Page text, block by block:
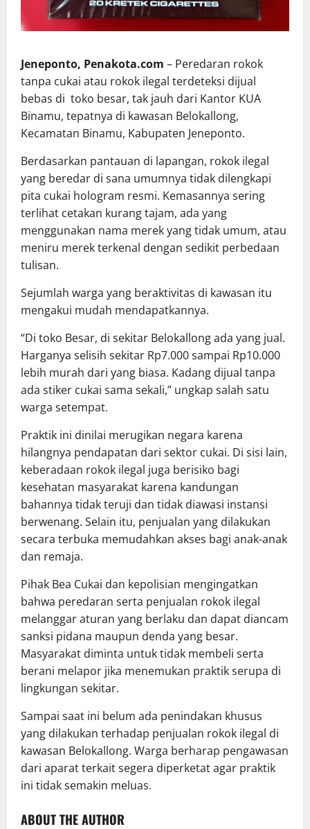
Jeneponto, Penakota.com – Peredaran rokok
tanpa cukai atau rokok ilegal terdeteksi dijual
bebas di toko besar, tak jauh dari Kantor KUA
Binamu, tepatnya di kawasan Belokallong,
Kecamatan Binamu, Kabupaten Jeneponto.
Berdasarkan pantauan di lapangan, rokok ilegal
yang beredar di sana umumnya tidak dilengkapi
pita cukai hologram resmi. Kemasannya sering
terlihat cetakan kurang tajam, ada yang
menggunakan nama merek yang tidak umum, atau
meniru merek terkenal dengan sedikit perbedaan
tulisan.
Sejumlah warga yang beraktivitas di kawasan itu
mengakui mudah mendapatkannya.
“Di toko Besar, di sekitar Belokallong ada yang jual.
Harganya selisih sekitar Rp7.000 sampai Rp10.000
lebih murah dari yang biasa. Kadang dijual tanpa
ada stiker cukai sama sekali,” ungkap salah satu
warga setempat.
Praktik ini dinilai merugikan negara karena
hilangnya pendapatan dari sektor cukai. Di sisi lain,
keberadaan rokok ilegal juga berisiko bagi
kesehatan masyarakat karena kandungan
bahannya tidak teruji dan tidak diawasi instansi
berwenang. Selain itu, penjualan yang dilakukan
secara terbuka memudahkan akses bagi anak‑anak
dan remaja.
Pihak Bea Cukai dan kepolisian mengingatkan
bahwa peredaran serta penjualan rokok ilegal
melanggar aturan yang berlaku dan dapat diancam
sanksi pidana maupun denda yang besar.
Masyarakat diminta untuk tidak membeli serta
berani melapor jika menemukan praktik serupa di
lingkungan sekitar.
Sampai saat ini belum ada penindakan khusus
yang dilakukan terhadap penjualan rokok ilegal di
kawasan Belokallong. Warga berharap pengawasan
dari aparat terkait segera diperketat agar praktik
ini tidak semakin meluas.
ABOUT THE AUTHOR